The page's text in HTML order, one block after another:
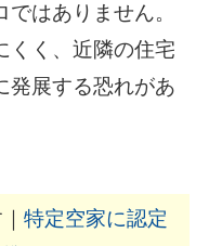
はありません。
くく、近隣の住宅
発展する恐れがあ
特定空家に認定